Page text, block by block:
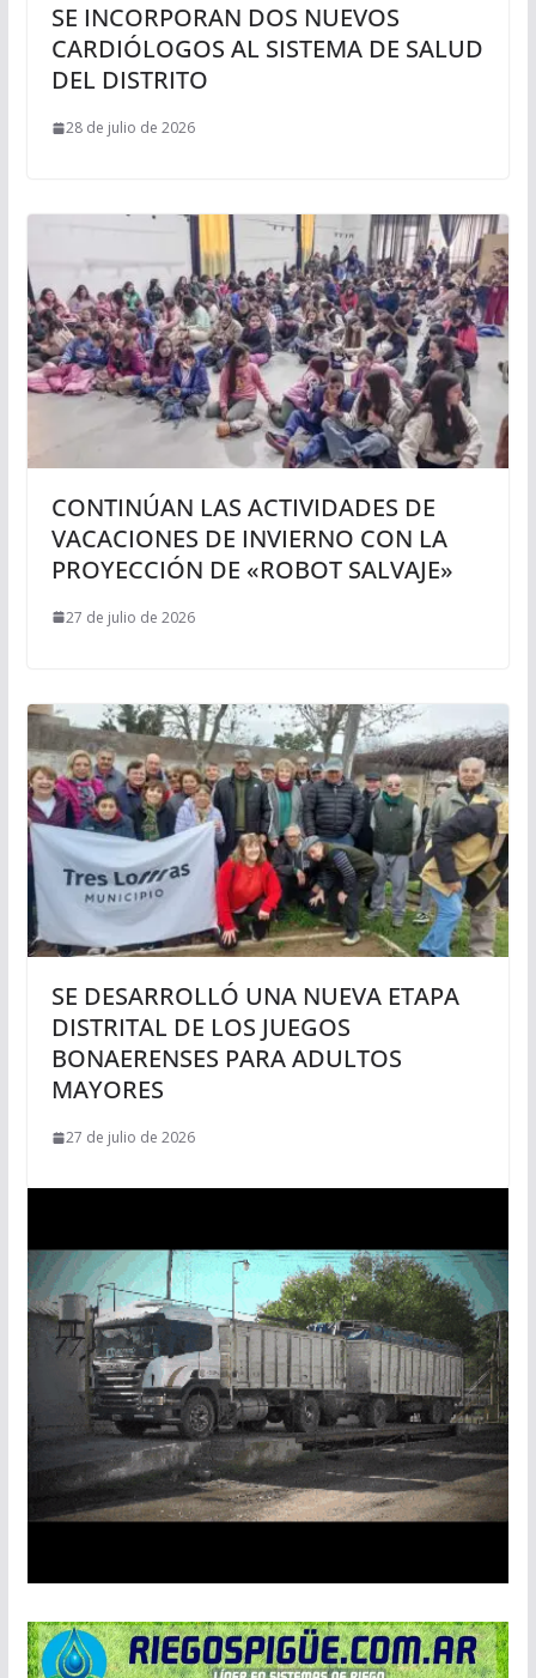
SE INCORPORAN DOS NUEVOS
CARDIÓLOGOS AL SISTEMA DE SALUD
DEL DISTRITO
28 de julio de 2026
CONTINÚAN LAS ACTIVIDADES DE
VACACIONES DE INVIERNO CON LA
PROYECCIÓN DE «ROBOT SALVAJE»
27 de julio de 2026
SE DESARROLLÓ UNA NUEVA ETAPA
DISTRITAL DE LOS JUEGOS
BONAERENSES PARA ADULTOS
MAYORES
27 de julio de 2026